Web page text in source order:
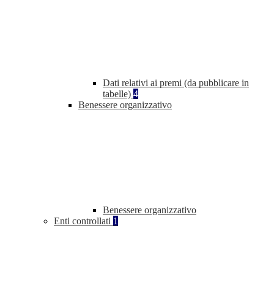
Dati relativi ai premi (da pubblicare in
tabelle) 4
Benessere organizzativo
Benessere organizzativo
Enti controllati 1